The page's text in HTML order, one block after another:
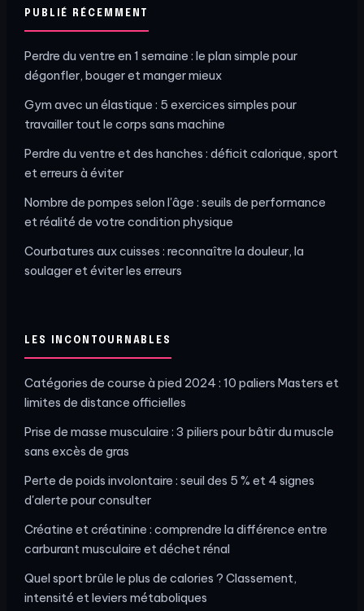
PUBLIÉ RÉCEMMENT
Perdre du ventre en 1 semaine : le plan simple pour
dégonfler, bouger et manger mieux
Gym avec un élastique : 5 exercices simples pour
travailler tout le corps sans machine
Perdre du ventre et des hanches : déficit calorique, sport
et erreurs à éviter
Nombre de pompes selon l'âge : seuils de performance
et réalité de votre condition physique
Courbatures aux cuisses : reconnaître la douleur, la
soulager et éviter les erreurs
LES INCONTOURNABLES
Catégories de course à pied 2024 : 10 paliers Masters et
limites de distance officielles
Prise de masse musculaire : 3 piliers pour bâtir du muscle
sans excès de gras
Perte de poids involontaire : seuil des 5 % et 4 signes
d'alerte pour consulter
Créatine et créatinine : comprendre la différence entre
carburant musculaire et déchet rénal
Quel sport brûle le plus de calories ? Classement,
intensité et leviers métaboliques